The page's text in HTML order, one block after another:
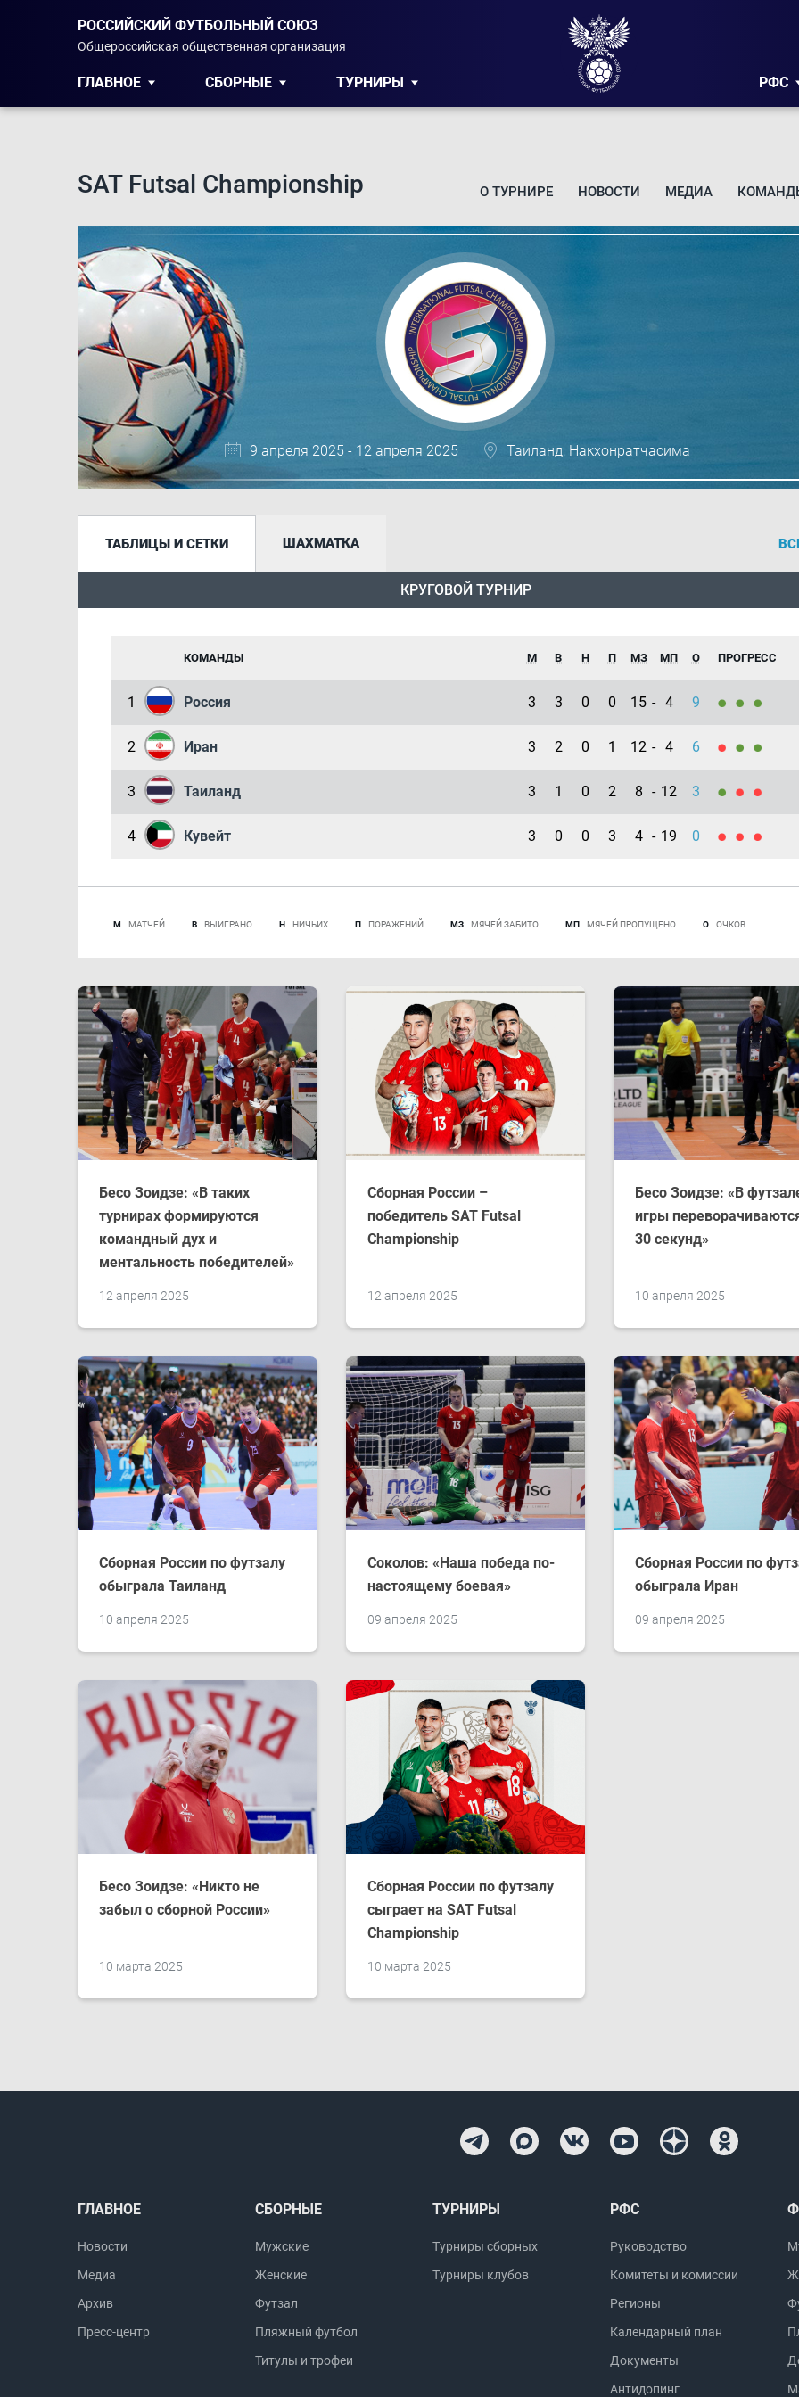
РОССИЙСКИЙ ФУТБОЛЬНЫЙ СОЮЗ
Общероссийская общественная организация
ГЛАВНОЕ СБОРНЫЕ ТУРНИРЫ РФС
SAT Futsal Championship О ТУРНИРЕ НОВОСТИ МЕДИА
9 апреля 2025 - 12 апреля 2025 Таиланд, Накхонратчасима
ТАБЛИЦЫ И СЕТКИ ШАХМАТКА
КРУГОВОЙ ТУРНИР
КОМАНДЫ М В Н П МЗ МП О ПРОГРЕСС
1 Россия 3 3 0 0 15 - 4 9
2 Иран 3 2 0 1 12 - 4 6
3 Таиланд 3 1 0 2 8 - 12 3
4 Кувейт 3 0 0 3 4 - 19 0
М МАТЧЕЙ В ВЫИГРАНО Н НИЧЬИХ П ПОРАЖЕНИЙ МЗ МЯЧЕЙ ЗАБИТО МП МЯЧЕЙ ПРОПУЩЕНО О ОЧКОВ
12 апреля 2025
Бесо Зоидзе: «В таких
турнирах формируются
командный дух и
ментальность победителей»
12 апреля 2025
Сборная России –
победитель SAT Futsal
Championship
10 апреля 2025
Бесо Зоидзе: «В
игры
30 секунд»
10 апреля 2025
Сборная России по футзалу
обыграла Таиланд
09 апреля 2025
Соколов: ​«Наша победа по-
настоящему боевая»
09 апреля 2025
Сборная России по
обыграла Иран
10 марта 2025
Бесо Зоидзе: «Никто не
забыл о сборной России»
10 марта 2025
Сборная России по футзалу
сыграет на SAT Futsal
Championship
ГЛАВНОЕ
Новости
Медиа
Архив
Пресс-центр
СБОРНЫЕ
Мужские
Женские
Футзал
Пляжный футбол
Титулы и трофеи
ТУРНИРЫ
Турниры сборных
Турниры клубов
РФС
Руководство
Комитеты и комиссии
Регионы
Календарный план
Документы
Антидопинг